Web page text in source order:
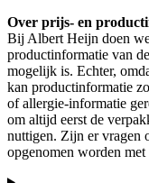
Over prijs- en
Bij Albert Heijn doen
productinformatie van
mogelijk is. Echter,
kan productinformatie
of allergie-informatie
om altijd eerst de
nuttigen. Zijn er vragen
opgenomen worden